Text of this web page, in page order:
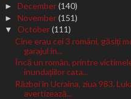
► December(140)
► November(151)
▼ October(111)
Cine erau cei 3 români, găsiți
garajul in...
Încă un român, printre
inundațiilor cata...
Război în Ucraina, ziua 983.
avertizează...